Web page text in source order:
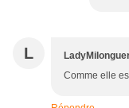
L
Comme elle